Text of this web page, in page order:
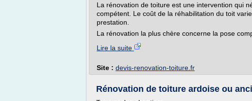
La rénovation de toiture est une intervention qui
compétent. Le coût de la réhabilitation du toit
prestation.
La rénovation la plus chère concerne la pose
Lire la suite
Site : devis-renovation-toiture.fr
Rénovation de toiture ardoise ou